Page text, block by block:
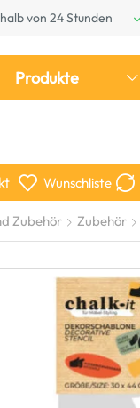
von 24 Stunden
Produkte
Wunschliste
Zubehör Zubehör